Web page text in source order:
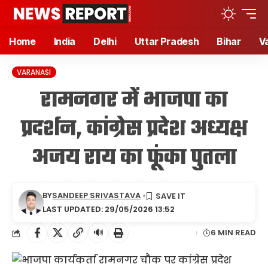
Home India Delhi Uttar Pradesh Bihar
VARANASI
रामनगर में भाजपा का
प्रदर्शन, कांग्रेस प्रदेश अध्यक्ष
अजय राय का फूंका पुतला
LAST UPDATED: 29/05/2026 13:52
BYSANDEEP SRIVASTAVA
🔊 6 MIN READ